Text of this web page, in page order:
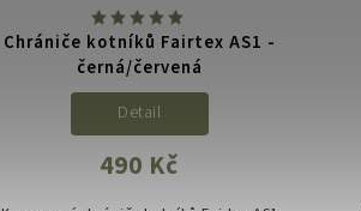
Chrániče kotníků Fairtex AS1 -
černá/červená
490 Kč
Detail